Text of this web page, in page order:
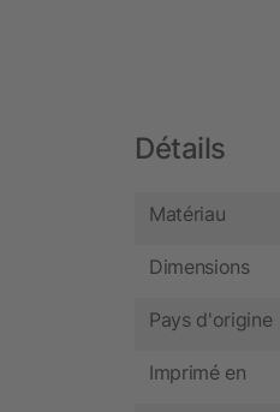
Détails
Matériau
Dimensions
Pays d'origine
Imprimé en